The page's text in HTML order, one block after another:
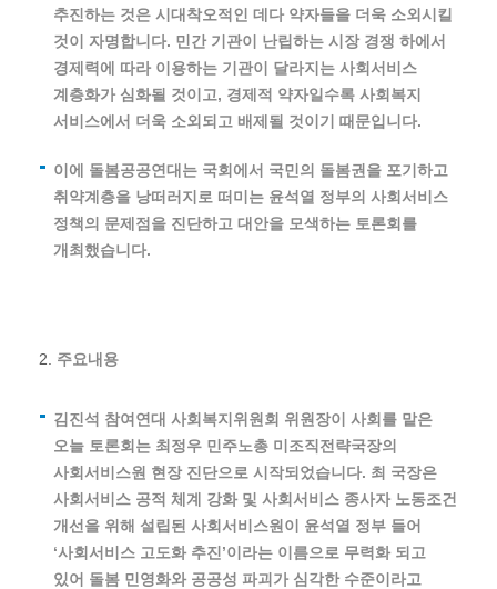
추진하는 것은 시대착오적인 데다 약자들을 더욱 소외시킬
것이 자명합니다. 민간 기관이 난립하는 시장 경쟁 하에서
경제력에 따라 이용하는 기관이 달라지는 사회서비스
계층화가 심화될 것이고, 경제적 약자일수록 사회복지
서비스에서 더욱 소외되고 배제될 것이기 때문입니다.
이에 돌봄공공연대는 국회에서 국민의 돌봄권을 포기하고
취약계층을 낭떠러지로 떠미는 윤석열 정부의 사회서비스
정책의 문제점을 진단하고 대안을 모색하는 토론회를
개최했습니다.
주요내용
김진석 참여연대 사회복지위원회 위원장이 사회를 맡은
오늘 토론회는 최정우 민주노총 미조직전략국장의
사회서비스원 현장 진단으로 시작되었습니다. 최 국장은
사회서비스 공적 체계 강화 및 사회서비스 종사자 노동조건
개선을 위해 설립된 사회서비스원이 윤석열 정부 들어
‘사회서비스 고도화 추진’이라는 이름으로 무력화 되고
있어 돌봄 민영화와 공공성 파괴가 심각한 수준이라고